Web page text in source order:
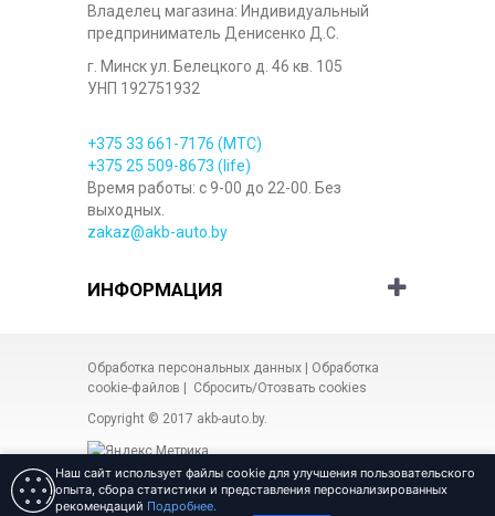
Владелец магазина: Индивидуальный
предприниматель Денисенко Д.С.
г. Минск ул. Белецкого д. 46 кв. 105
УНП 192751932
+375 33 661-7176 (МТС)
+375 25 509-8673 (life)
Время работы: с 9-00 до 22-00. Без
выходных.
zakaz@akb-auto.by
ИНФОРМАЦИЯ
Обработка персональных данных | Обработка
cookie-файлов | Сбросить/Отозвать cookies
Copyright © 2017 akb-auto.by.
Разработка сайта Веб-студия
Наш сайт использует файлы cookie для улучшения пользовательского
опыта, сбора статистики и представления персонализированных
рекомендаций Подробнее.